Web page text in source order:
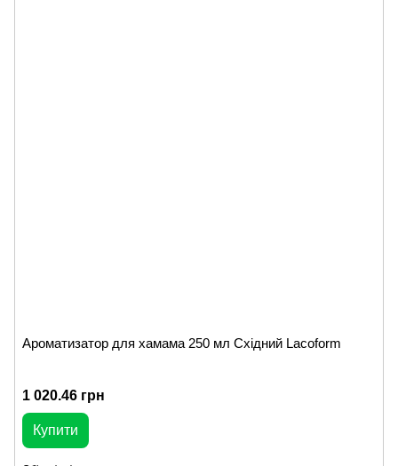
Ароматизатор для хамама 250 мл Східний Lacoform
1 020.46 грн
Купити